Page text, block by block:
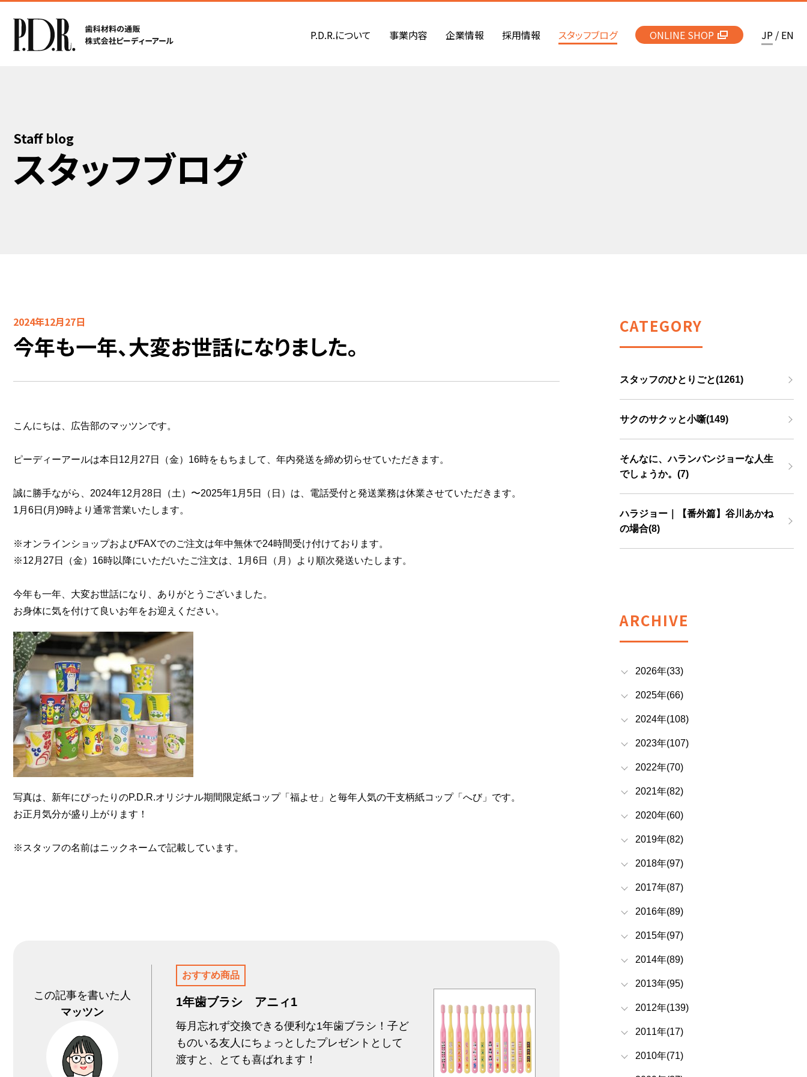
P.D.R.について 事業内容 企業情報 採用情報 スタッフブログ ONLINE SHOP JP / EN
Staff blog
スタッフブログ
2024年12月27日
今年も一年、大変お世話になりました。
こんにちは、広告部のマッツンです。
ピーディーアールは本日12月27日（金）16時をもちまして、 年内発送を締め切らせていただきます。
誠に勝手ながら、2024年12月28日（土）〜2025年1月5日（日）は、 電話受付と発送業務は休業させていただきます。
1月6日(月)9時より通常営業いたします。
※オンラインショップおよびFAXでのご注文は年中無休で24時間受け付けております。
※12月27日（金）16時以降にいただいたご注文は、 1月6日（月）より順次発送いたします。
今年も一年、大変お世話になり、ありがとうございました。
お身体に気を付けて良いお年をお迎えください。
写真は、新年にぴったりのP.D.R.オリジナル期間限定紙コップ「福よせ」と毎年人気の干支柄紙コップ「へび」です。
お正月気分が盛り上がります！
※スタッフの名前はニックネームで記載しています。
この記事を書いた人
マッツン
おすすめ商品
1年歯ブラシ アニィ1
毎月忘れず交換できる便利な1年歯ブラシ！子ど
ものいる友人にちょっとしたプレゼントとして
渡すと、とても喜ばれます！
CATEGORY
スタッフのひとりごと(1261)
サクのサクッと小噺(149)
そんなに、ハランバンジョーな人生
でしょうか。(7)
ハラジョー｜【番外篇】谷川あかね
の場合(8)
ARCHIVE
2026年(33)
2025年(66)
2024年(108)
2023年(107)
2022年(70)
2021年(82)
2020年(60)
2019年(82)
2018年(97)
2017年(87)
2016年(89)
2015年(97)
2014年(89)
2013年(95)
2012年(139)
2011年(17)
2010年(71)